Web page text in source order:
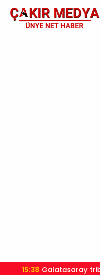
15:38 Galatasaray